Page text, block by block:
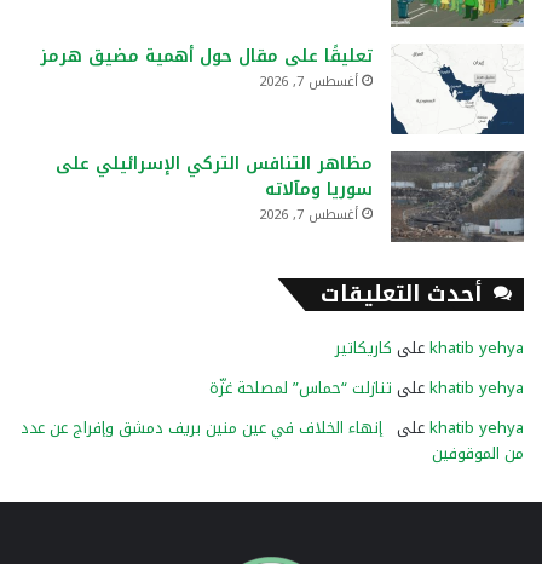
تعليقًا على مقال حول أهمية مضيق هرمز
أغسطس 7, 2026
مظاهر التنافس التركي الإسرائيلي على
سوريا ومآلاته
أغسطس 7, 2026
أحدث التعليقات
khatib yehyaعلى كاريكاتير
khatib yehyaعلى تنازلت “حماس” لمصلحة غزّة
khatib yehyaعلى إنهاء الخلاف في عين منين بريف دمشق وإفراج عن عدد
من الموقوفين